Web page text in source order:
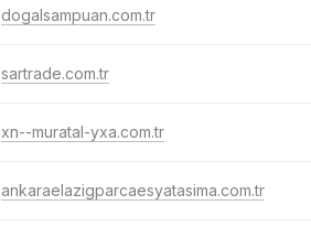
dogalsampuan.com.tr
sartrade.com.tr
xn--muratal-yxa.com.tr
ankaraelazigparcaesyatasima.com.tr